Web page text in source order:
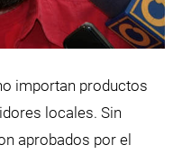
importan productos
locales. Sin
aprobados por el